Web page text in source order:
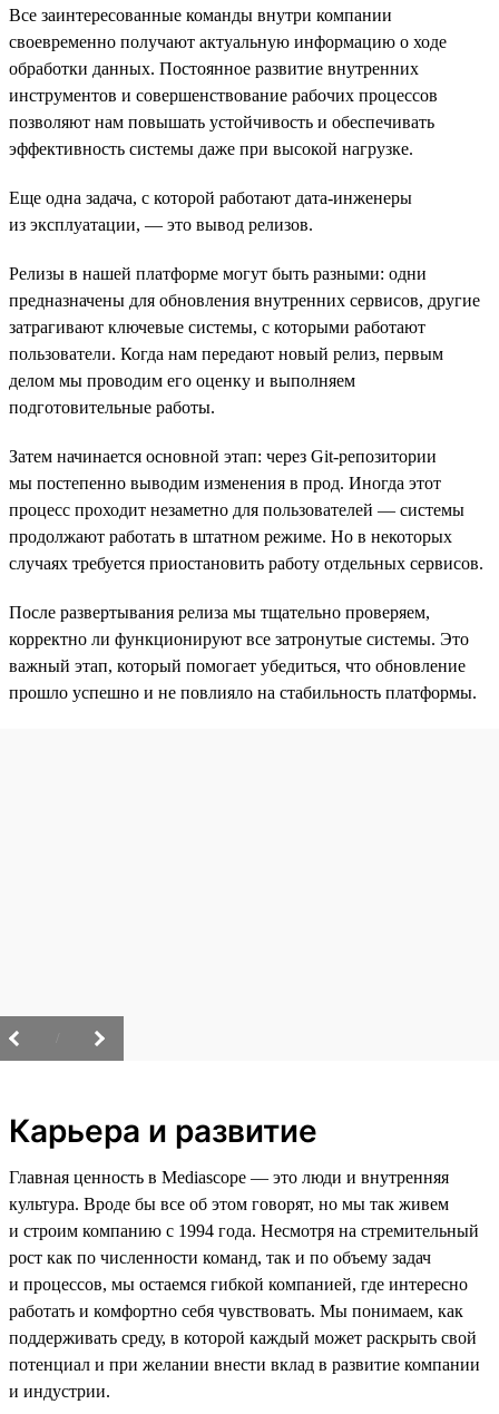
Все заинтересованные команды внутри компании
своевременно получают актуальную информацию о ходе
обработки данных. Постоянное развитие внутренних
инструментов и совершенствование рабочих процессов
позволяют нам повышать устойчивость и обеспечивать
эффективность системы даже при высокой нагрузке.
Еще одна задача, с которой работают дата-инженеры
из эксплуатации, — это вывод релизов.
Релизы в нашей платформе могут быть разными: одни
предназначены для обновления внутренних сервисов, другие
затрагивают ключевые системы, с которыми работают
пользователи. Когда нам передают новый релиз, первым
делом мы проводим его оценку и выполняем
подготовительные работы.
Затем начинается основной этап: через Git-репозитории
мы постепенно выводим изменения в прод. Иногда этот
процесс проходит незаметно для пользователей — системы
продолжают работать в штатном режиме. Но в некоторых
случаях требуется приостановить работу отдельных сервисов.
После развертывания релиза мы тщательно проверяем,
корректно ли функционируют все затронутые системы. Это
важный этап, который помогает убедиться, что обновление
прошло успешно и не повлияло на стабильность платформы.
Карьера и развитие
Главная ценность в Mediascope — это люди и внутренняя
культура. Вроде бы все об этом говорят, но мы так живем
и строим компанию с 1994 года. Несмотря на стремительный
рост как по численности команд, так и по объему задач
и процессов, мы остаемся гибкой компанией, где интересно
работать и комфортно себя чувствовать. Мы понимаем, как
поддерживать среду, в которой каждый может раскрыть свой
потенциал и при желании внести вклад в развитие компании
и индустрии.